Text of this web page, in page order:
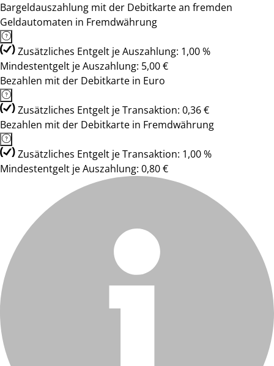
Bargeldauszahlung mit der Debitkarte an fremden
Geldautomaten in Fremdwährung
Zusätzliches Entgelt je Auszahlung: 1,00 %
Mindestentgelt je Auszahlung: 5,00 €
Bezahlen mit der Debitkarte in Euro
Zusätzliches Entgelt je Transaktion: 0,36 €
Bezahlen mit der Debitkarte in Fremdwährung
Zusätzliches Entgelt je Transaktion: 1,00 %
Mindestentgelt je Auszahlung: 0,80 €